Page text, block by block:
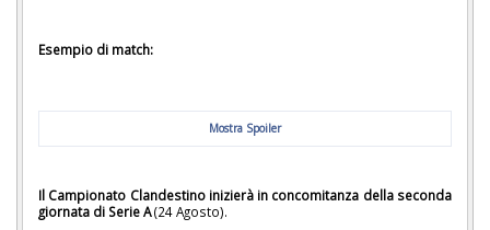
Esempio di match:
Mostra Spoiler
Il Campionato Clandestino inizierà in concomitanza della seconda
giornata di Serie A(24 Agosto).